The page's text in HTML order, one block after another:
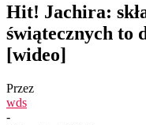
Hit! Jachira:
świątecznych to
[wideo]
Przez
wds
-